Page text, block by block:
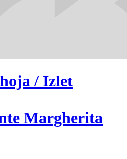
/ Izlet
Margherita